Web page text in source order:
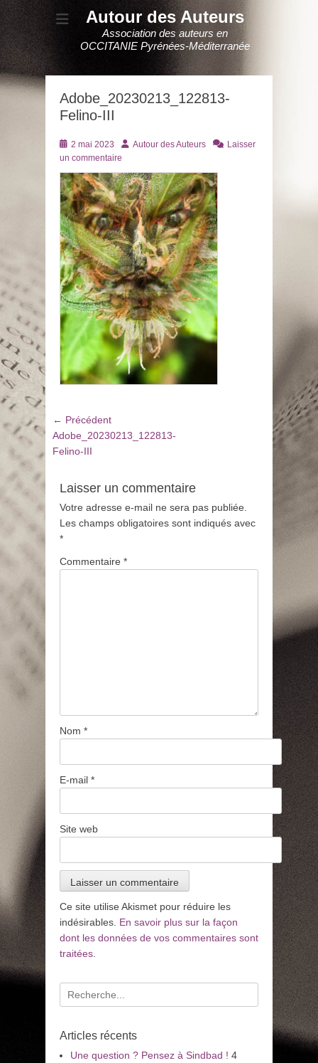
Autour des Auteurs
Association des auteurs en
OCCITANIE Pyrénées-Méditerranée
Adobe_20230213_122813-
Felino-III
Posté
le
2 mai 2023 AuteurAutour des Auteurs
Laisser
un commentaire
Navigation
de
l’article
← PrécédentArticle
précédent
Adobe_20230213_122813-
Felino-III
Laisser un commentaire
Votre adresse e-mail ne sera pas publiée.
Les champs obligatoires sont indiqués avec
*
Commentaire *
Nom *
E-mail *
Site web
Ce site utilise Akismet pour réduire les
indésirables. En savoir plus sur la façon
dont les données de vos commentaires sont
traitées.
Recherche
pour
Articles récents
Une question ? Pensez à Sindbad ! 4